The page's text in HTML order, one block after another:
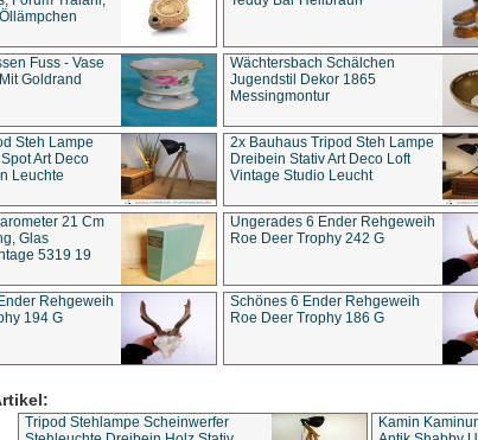
Fuss - Vase
Goldrand
Wächtersbach Schälchen
Jugendstil Dekor 1865
Messingmontur
Steh Lampe
Art Deco
Leuchte
2x Bauhaus Tripod Steh Lampe
Dreibein Stativ Art Deco Loft
Vintage Studio Leucht
21 Cm
Glas
5319 19
Ungerades 6 Ender Rehgeweih
Roe Deer Trophy 242 G
Rehgeweih
194 G
Schönes 6 Ender Rehgeweih
Roe Deer Trophy 186 G
Tripod Stehlampe Scheinwerfer
Kamin